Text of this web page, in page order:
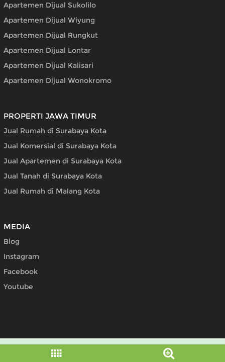
Apartemen Dijual Sukolilo
Apartemen Dijual Wiyung
Apartemen Dijual Rungkut
Apartemen Dijual Lontar
Apartemen Dijual Kalisari
Apartemen Dijual Wonokromo
PROPERTI JAWA TIMUR
Jual Rumah di Surabaya Kota
Jual Komersial di Surabaya Kota
Jual Apartemen di Surabaya Kota
Jual Tanah di Surabaya Kota
Jual Rumah di Malang Kota
MEDIA
Blog
Instagram
Facebook
Youtube